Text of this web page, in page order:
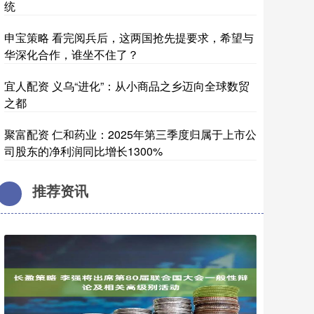
统
申宝策略 看完阅兵后，这两国抢先提要求，希望与
华深化合作，谁坐不住了？
宜人配资 义乌“进化”：从小商品之乡迈向全球数贸
之都
聚富配资 仁和药业：2025年第三季度归属于上市公
司股东的净利润同比增长1300%
推荐资讯